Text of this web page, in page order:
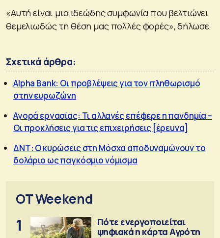
«Αυτή είναι μια ιδεώδης συμφωνία που βελτιώνει
θεμελιωδώς τη θέση μας πολλές φορές», δήλωσε.
Σχετικά άρθρα:
Alpha Bank: Οι προβλέψεις για τον πληθωρισμό
στην ευρωζώνη
Αγορά εργασίας: Τι αλλαγές επέφερε η πανδημία –
Οι προκλήσεις για τις επιχειρήσεις [έρευνα]
ΔΝΤ: Ο κυρώσεις στη Μόσχα αποδυναμώνουν το
δολάριο ως παγκόσμιο νόμισμα
OT Weekend
1
Πότε ενεργοποιείται
ψηφιακά η κάρτα Αγρότη